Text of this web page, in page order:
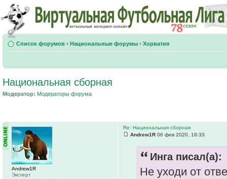
Список форумов ‹ Национальные форумы ‹ Хорватия
Национальная сборная
Модератор: Модераторы форума
Re: Национальная сборная
Andrew1R 06 фев 2020, 19:33
Инга писал(а):
Не уходи от
Andrew1R
Эксперт